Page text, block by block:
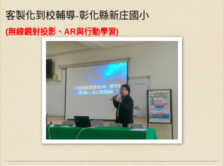
客製化到校輔導-彰化縣新庄國小
(無線鏡射投影、AR與行動學習)